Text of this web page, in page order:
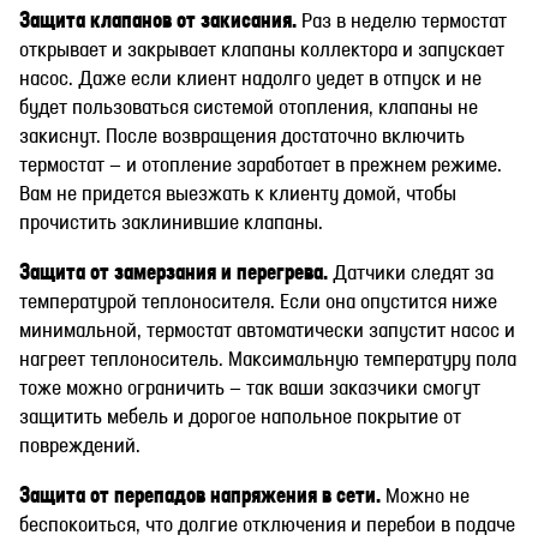
Защита клапанов от закисания. Раз в неделю термостат
открывает и закрывает клапаны коллектора и запускает
насос. Даже если клиент надолго уедет в отпуск и не
будет пользоваться системой отопления, клапаны не
закиснут. После возвращения достаточно включить
термостат — и отопление заработает в прежнем режиме.
Вам не придется выезжать к клиенту домой, чтобы
прочистить заклинившие клапаны.
Защита от замерзания и перегрева. Датчики следят за
температурой теплоносителя. Если она опустится ниже
минимальной, термостат автоматически запустит насос и
нагреет теплоноситель. Максимальную температуру пола
тоже можно ограничить — так ваши заказчики смогут
защитить мебель и дорогое напольное покрытие от
повреждений.
Защита от перепадов напряжения в сети. Можно не
беспокоиться, что долгие отключения и перебои в подаче